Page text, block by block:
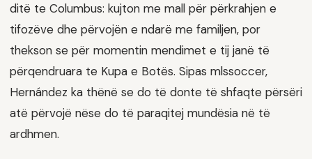
ditë te Columbus: kujton me mall për përkrahjen e
tifozëve dhe përvojën e ndarë me familjen, por
thekson se për momentin mendimet e tij janë të
përqendruara te Kupa e Botës. Sipas mlssoccer,
Hernández ka thënë se do të donte të shfaqte përsëri
atë përvojë nëse do të paraqitej mundësia në të
ardhmen.